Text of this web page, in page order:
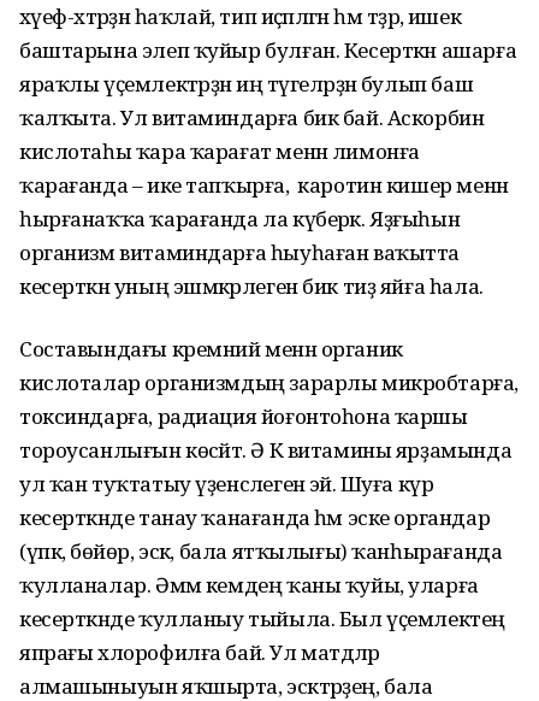
хәүеф-хәтәрҙән һаҡлай, тип иҫәпләгән һәм тәҙрә, ишек
баштарына элеп ҡуйыр булған. Кесерткән ашарға
яраҡлы үҫемлектәрҙән иң тәүгеләрҙән булып баш
ҡалҡыта. Ул витаминдарға бик бай. Аскорбин
кислотаһы ҡара ҡарағат менән лимонға
ҡарағанда – ике тапҡырға, ә каротин кишер менән
һырғанаҡҡа ҡарағанда ла күберәк. Яҙғыһын
организм витаминдарға һыуһаған ваҡытта
кесерткән уның эшмәкәрлеген бик тиҙ яйға һала.
Составындағы кремний менән органик
кислоталар организмдың зарарлы микробтарға,
токсиндарға, радиация йоғонтоһона ҡаршы
тороусанлығын көсәйтә. Ә К витамины ярҙамында
ул ҡан туҡтатыу үҙенсәлегенә эйә. Шуға күрә
кесерткәнде танау ҡанағанда һәм эске органдар
(үпкә, бөйөр, эсәк, бала ятҡылығы) ҡанһырағанда
ҡулланалар. Әммә кемдең ҡаны ҡуйы, уларға
кесерткәнде ҡулланыу тыйыла. Был үҫемлектең
япрағы хлорофилға бай. Ул матдәләр
алмашыныуын яҡшырта, эсәктәрҙең, бала